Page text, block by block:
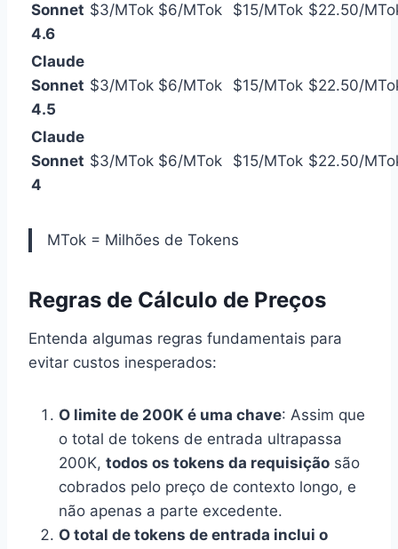
Sonnet
4.6
$3/MTok $6/MTok $15/MTok $22.50/
Claude
Sonnet
4.5
$3/MTok $6/MTok $15/MTok $22.50/
Claude
Sonnet
4
$3/MTok $6/MTok $15/MTok $22.50/
MTok = Milhões de Tokens
Regras de Cálculo de Preços
Entenda algumas regras fundamentais para
evitar custos inesperados:
O limite de 200K é uma chave: Assim que
o total de tokens de entrada ultrapassa
200K, todos os tokens da requisição são
cobrados pelo preço de contexto longo, e
não apenas a parte excedente.
O total de tokens de entrada inclui o